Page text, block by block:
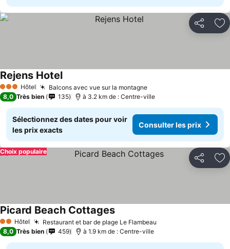
Partager
3 ÉtoilesHôtel Balcons avec vue sur la montagneConsulter les prix
Rejens HotelConsulter les prix
8,0 Très bien 135 à 3.2 km de : Centre-ville
Sélectionnez des dates pour voir
les prix exacts
Consulter les prix
Partager
Choix populaire
2 Étoiles
Hôtel Restaurant et bar de plage Le Flambeau
Picard Beach CottagesConsulter les prix
8,0 Très bien 459 à 1.9 km de : Centre-ville